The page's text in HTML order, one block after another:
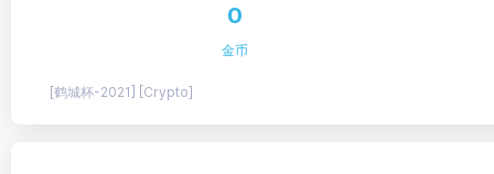
0
金币
[鹤城杯-2021] [Crypto]